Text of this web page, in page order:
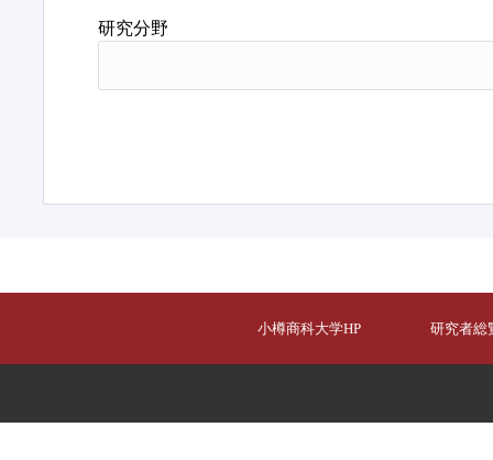
研究分野
小樽商科大学HP 研究者総